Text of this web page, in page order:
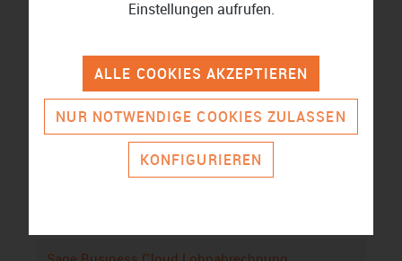
Finanzen und Buchführung
Vergleich für Buchhaltungssoftware
WISO Mein Büro Alternativen
Einstellungen aufrufen.
NUR NOTWENDIGE COOKIES ZULASSEN
KONFIGURIEREN
ALLE COOKIES AKZEPTIEREN